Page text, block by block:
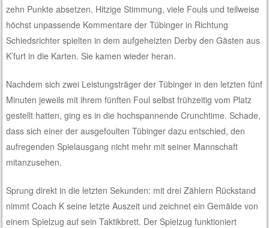
zehn Punkte absetzen. Hitzige Stimmung, viele Fouls und teilweise
höchst unpassende Kommentare der Tübinger in Richtung
Schiedsrichter spielten in dem aufgeheizten Derby den Gästen aus
K’furt in die Karten. Sie kamen wieder heran.
Nachdem sich zwei Leistungsträger der Tübinger in den letzten fünf
Minuten jeweils mit ihrem fünften Foul selbst frühzeitig vom Platz
gestellt hatten, ging es in die hochspannende Crunchtime. Schade,
dass sich einer der ausgefoulten Tübinger dazu entschied, den
aufregenden Spielausgang nicht mehr mit seiner Mannschaft
mitanzusehen.
Sprung direkt in die letzten Sekunden: mit drei Zählern Rückstand
nimmt Coach K seine letzte Auszeit und zeichnet ein Gemälde von
einem Spielzug auf sein Taktikbrett. Der Spielzug funktioniert